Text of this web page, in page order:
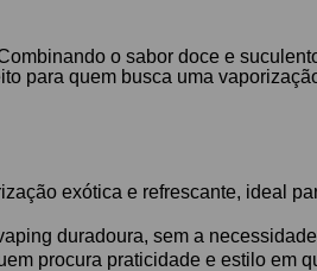
o sabor doce e
para quem busca uma
exótica e refrescante, ideal
duradoura, sem a
procura praticidade e estilo em